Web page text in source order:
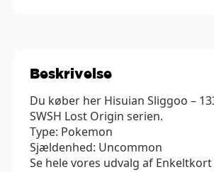
Beskrivelse
Du køber her Hisuian Sliggoo –
SWSH Lost Origin serien.
Type: Pokemon
Sjældenhed: Uncommon
Se hele vores udvalg af Enkeltkort